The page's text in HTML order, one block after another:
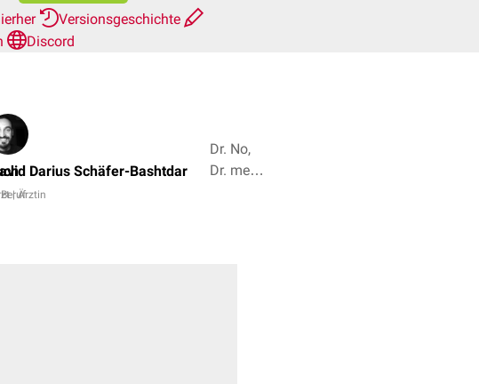
Versionsgeschichte
Discord
Darius Schäfer-Bashtdar
| Ärztin
Dr. No,
Dr. med.